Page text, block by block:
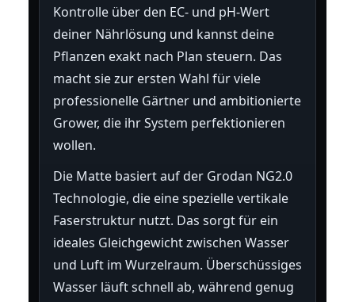
Kontrolle über den EC- und pH-Wert
deiner Nährlösung und kannst deine
Pflanzen exakt nach Plan steuern. Das
macht sie zur ersten Wahl für viele
professionelle Gärtner und ambitionierte
Grower, die ihr System perfektionieren
wollen.
Die Matte basiert auf der Grodan NG2.0
Technologie, die eine spezielle vertikale
Faserstruktur nutzt. Das sorgt für ein
ideales Gleichgewicht zwischen Wasser
und Luft im Wurzelraum. Überschüssiges
Wasser läuft schnell ab, während genug